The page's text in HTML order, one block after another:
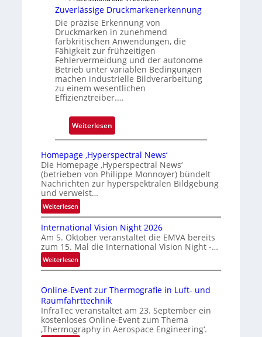
g
u
n
g
a
u
s
Zuverlässige Druckmarkenerkennung
Die präzise Erkennung von
Druckmarken in zunehmend
farbkritischen Anwendungen, die
Fähigkeit zur frühzeitigen
Fehlervermeidung und der autonome
Betrieb unter variablen Bedingungen
machen industrielle Bildverarbeitung
zu einem wesentlichen
Effizienztreiber.…
Weiterlesen
Z
v
e
r
s
s
i
e
D
u
c
k
Homepage ‚Hyperspectral News‘
Die Homepage ‚Hyperspectral News‘
(betrieben von Philippe Monnoyer) bündelt
Nachrichten zur hyperspektralen Bildgebung
und verweist…
Weiterlesen:
H
o
m
e
p
a
e
‚
H
y
International Vision Night 2026
Am 5. Oktober veranstaltet die EMVA bereits
zum 15. Mal die International Vision Night -…
Weiterlesen:
I
t
e
r
n
Online-Event zur Thermografie in Luft- und
Raumfahrttechnik
InfraTec veranstaltet am 23. September ein
kostenloses Online-Event zum Thema
‚Thermography in Aerospace Engineering‘.